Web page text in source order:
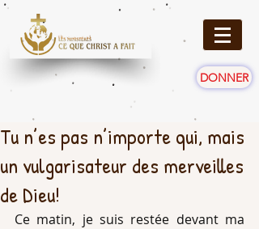
DONNER
Tu n’es pas n’importe qui, mais
un vulgarisateur des merveilles
de Dieu!
Ce matin, je suis restée devant ma